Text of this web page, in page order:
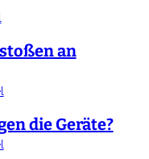
an
die Geräte?